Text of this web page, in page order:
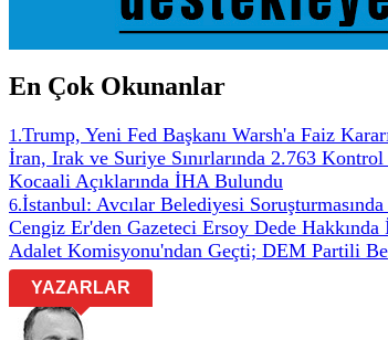
En Çok Okunanlar
1 .Trump, Yeni Fed Başkanı Warsh'a Faiz
İran, Irak ve Suriye Sınırlarında 2.763 Kontrol
Kocaali Açıklarında İHA Bulundu
6.İstanbul: Avcılar Belediyesi
Cengiz Er'den Gazeteci Ersoy Dede Hakkında
Adalet Komisyonu'ndan Geçti; DEM Partili
YAZARLAR